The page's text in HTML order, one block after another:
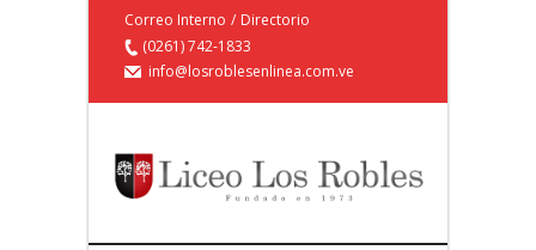
Correo Interno / Directorio
(0261) 742-1833
info@losroblesenlinea.com.ve